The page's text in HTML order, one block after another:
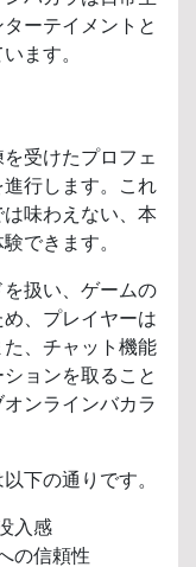
ーテイメントと
ます。
受けたプロフェ
行します。これ
味わえない、本
できます。
扱い、ゲームの
、プレイヤーは
、チャット機能
ョンを取ること
ンラインバカラ
下の通りです。
入感
の信頼性